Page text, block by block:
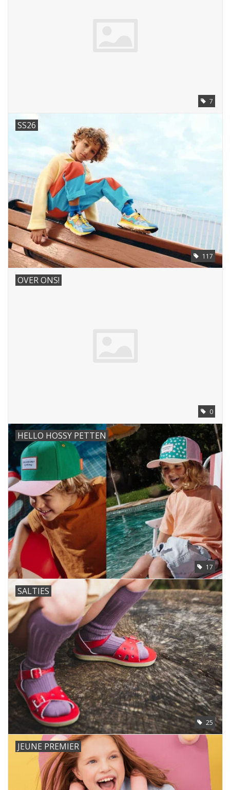
#MYCLIENTSARETHECUTEST
7
SS26
117
OVER ONS!
0
HELLO HOSSY PETTEN
17
SALTIES
25
JEUNE PREMIER